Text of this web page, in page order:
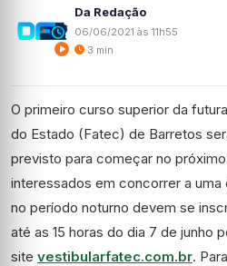
Da Redação
06/06/2021 às 11h55
3 min
O primeiro curso superior da
do Estado (Fatec) de Barretos
previsto para começar no
interessados em concorrer a
no período noturno devem se
até as 15 horas do dia 7 de junho
site vestibularfatec.com.br.